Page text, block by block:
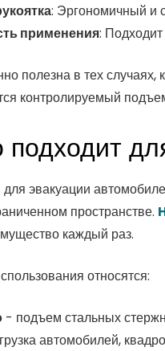
: Эргономичный и
применения:
полезна в тех
контролируемый
для эвакуации
пространстве.
каждый раз.
относятся:
- подъем стальных
автомобилей,